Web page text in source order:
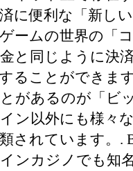
に便利な「新し
ームの世界の「
と同じように決
ることができま
があるのが「ビ
ン以外にも様々
されています。.
ンカジノでも知